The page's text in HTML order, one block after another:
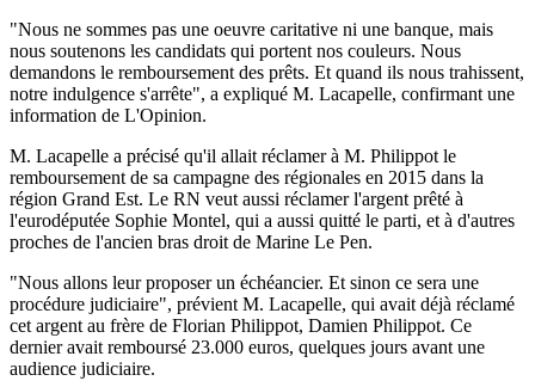
"Nous ne sommes pas une oeuvre caritative ni une banque, mais
nous soutenons les candidats qui portent nos couleurs. Nous
demandons le remboursement des prêts. Et quand ils nous trahissent,
notre indulgence s'arrête", a expliqué M. Lacapelle, confirmant une
information de L'Opinion.
M. Lacapelle a précisé qu'il allait réclamer à M. Philippot le
remboursement de sa campagne des régionales en 2015 dans la
région Grand Est. Le RN veut aussi réclamer l'argent prêté à
l'eurodéputée Sophie Montel, qui a aussi quitté le parti, et à d'autres
proches de l'ancien bras droit de Marine Le Pen.
"Nous allons leur proposer un échéancier. Et sinon ce sera une
procédure judiciaire", prévient M. Lacapelle, qui avait déjà réclamé
cet argent au frère de Florian Philippot, Damien Philippot. Ce
dernier avait remboursé 23.000 euros, quelques jours avant une
audience judiciaire.